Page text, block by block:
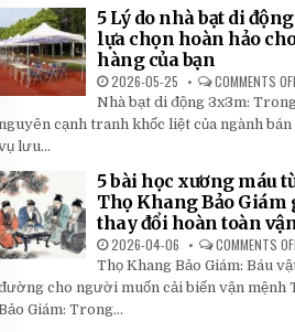
5 Lý do nhà bạt di
lựa chọn hoàn hảo
hàng của bạn
2026-05-25 COMMENTS
Nhà bạt di động 3x3m:
cạnh tranh khốc liệt của ngành bán
lưu...
5 bài học xương máu
Thọ Khang Bảo Giám
thay đổi hoàn toàn
2026-04-06 COMMENTS
Thọ Khang Bảo Giám: Báu
cho người muốn cải biến vận mệnh
Giám: Trong...